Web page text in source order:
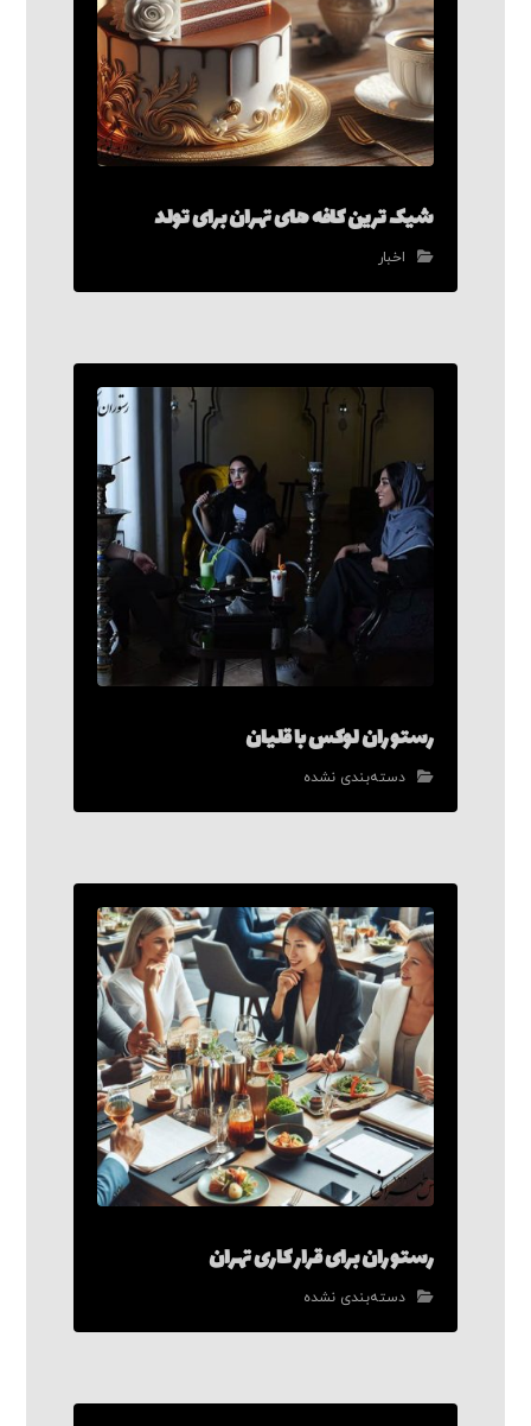
شیک ترین کافه های تهران برای تولد
اخبار
رستوران لوکس با قلیان
دسته‌بندی نشده
رستوران برای قرار کاری تهران
دسته‌بندی نشده